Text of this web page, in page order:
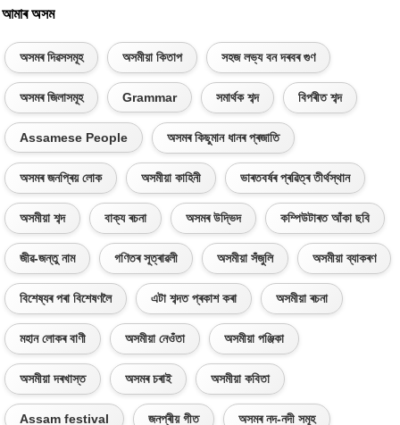
আমাৰ অসম
অসমৰ দিৱসসমূহ অসমীয়া কিতাপ সহজ লভ্য বন দৰবৰ গুণ
অসমৰ জিলাসমূহ Grammar সমাৰ্থক শব্দ বিপৰীত শব্দ
Assamese People অসমৰ কিছুমান ধানৰ প্ৰজাতি
অসমৰ জনপ্ৰিয় লোক অসমীয়া কাহিনী ভাৰতবৰ্ষৰ প্ৰৱিত্ৰ তীৰ্থস্থান
অসমীয়া শব্দ বাক্য ৰচনা অসমৰ উদ্ভিদ কম্পিউটাৰত আঁকা ছবি
জীৱ-জন্তু নাম গণিতৰ সূত্ৰাৱলী অসমীয়া সঁজুলি অসমীয়া ব্যাকৰণ
বিশেষ্যৰ পৰা বিশেষণলৈ এটা শব্দত প্ৰকাশ কৰা অসমীয়া ৰচনা
মহান লোকৰ বাণী অসমীয়া নেওঁতা অসমীয়া পঞ্জিকা
অসমীয়া দৰখাস্ত অসমৰ চৰাই অসমীয়া কবিতা
Assam festival জনপ্ৰীয় গীত অসমৰ নদ-নদী সমূহ